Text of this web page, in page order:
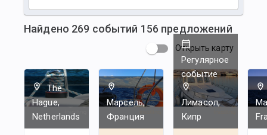
Найдено 269 событий 156 предложений
Открыть карту
The
Hague,
Netherlands
Марсель,
Франция
Регулярное
событие
Лимасол,
Кипр